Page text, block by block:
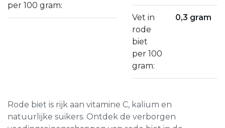
per 100 gram:
Vet in
rode
biet
per 100
gram:
0,3 gram
Rode biet is rijk aan vitamine C, kalium en
natuurlijke suikers. Ontdek de verborgen